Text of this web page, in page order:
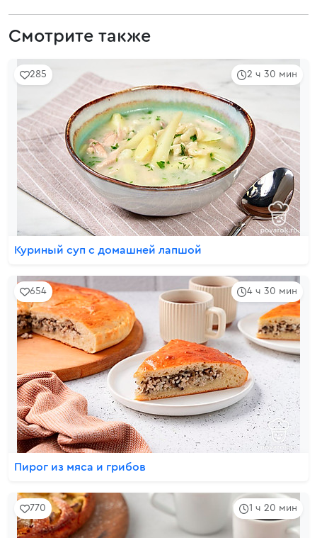
Смотрите также
2 ч 30 мин
285
Куриный суп с домашней лапшой
4 ч 30 мин
654
Пирог из мяса и грибов
1 ч 20 мин
770